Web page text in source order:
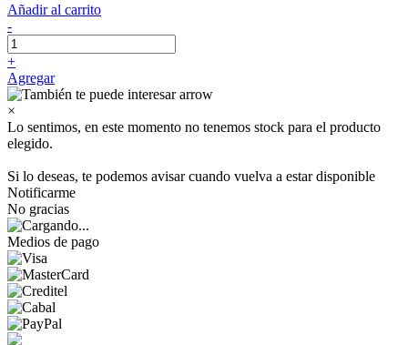
Añadir al carrito
-
+
Agregar
×
Lo sentimos, en este momento no tenemos stock para el producto
elegido.
Si lo deseas, te podemos avisar cuando vuelva a estar disponible
Notificarme
No gracias
Medios de pago